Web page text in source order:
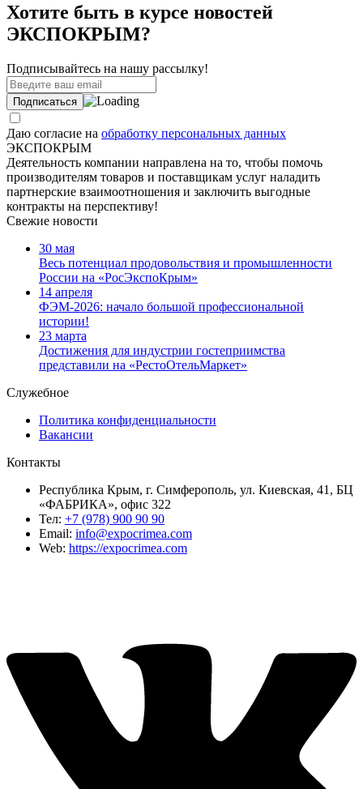
Хотите быть в курсе новостей
ЭКСПОКРЫМ?
Подписывайтесь на нашу рассылку!
Даю согласие на обработку персональных данных
ЭКСПОКРЫМ
Деятельность компании направлена на то, чтобы помочь
производителям товаров и поставщикам услуг наладить
партнерские взаимоотношения и заключить выгодные
контракты на перспективу!
Свежие новости
30 мая
Весь потенциал продовольствия и промышленности
России на «РосЭкспоКрым»
14 апреля
ФЭМ-2026: начало большой профессиональной
истории!
23 марта
Достижения для индустрии гостеприимства
представили на «РестоОтельМаркет»
Служебное
Политика конфиденциальности
Вакансии
Контакты
Республика Крым, г. Симферополь, ул. Киевская, 41, БЦ
«ФАБРИКА», офис 322
Тел: +7 (978) 900 90 90
Email: info@expocrimea.com
Web: https://expocrimea.com